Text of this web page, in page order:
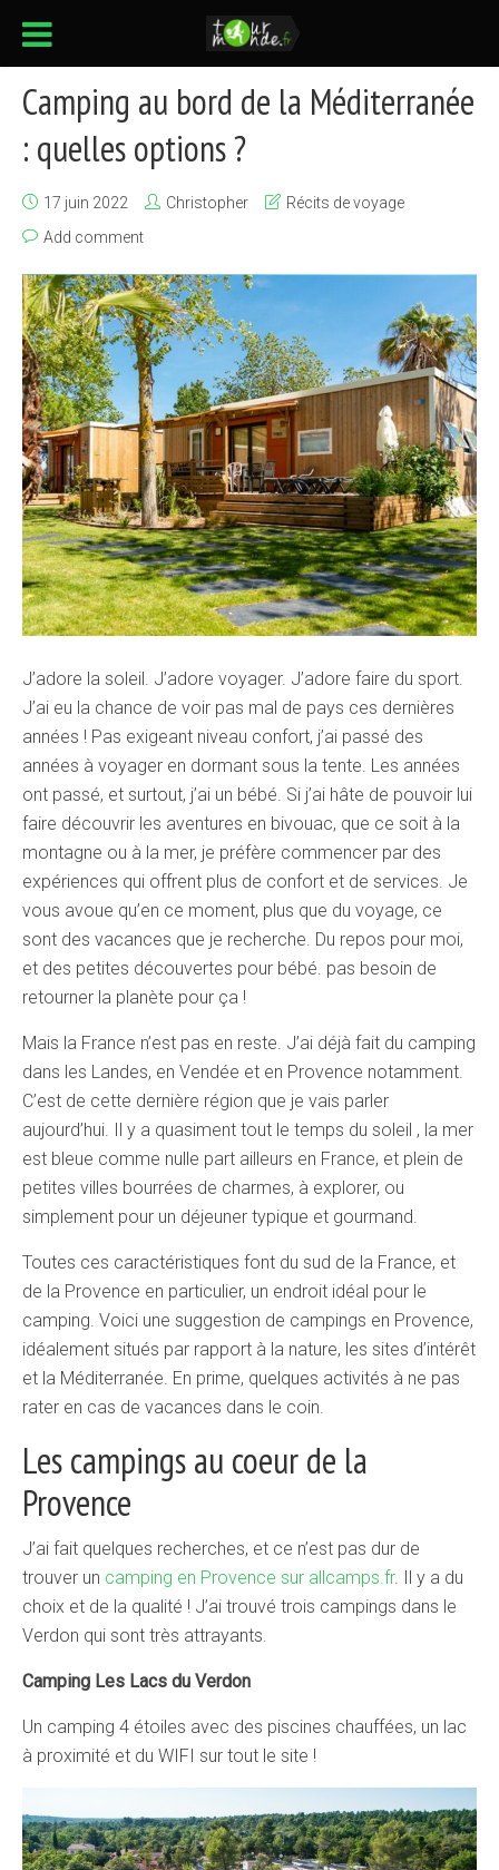
Camping au bord de la Méditerranée
: quelles options ?
17 juin 2022 Christopher
Récits de voyage
Add comment
J’adore la soleil. J’adore voyager. J’adore faire du sport.
J’ai eu la chance de voir pas mal de pays ces dernières
années ! Pas exigeant niveau confort, j’ai passé des
années à voyager en dormant sous la tente. Les années
ont passé, et surtout, j’ai un bébé. Si j’ai hâte de pouvoir lui
faire découvrir les aventures en bivouac, que ce soit à la
montagne ou à la mer, je préfère commencer par des
expériences qui offrent plus de confort et de services. Je
vous avoue qu’en ce moment, plus que du voyage, ce
sont des vacances que je recherche. Du repos pour moi,
et des petites découvertes pour bébé. pas besoin de
retourner la planète pour ça !
Mais la France n’est pas en reste. J’ai déjà fait du camping
dans les Landes, en Vendée et en Provence notamment.
C’est de cette dernière région que je vais parler
aujourd’hui. Il y a quasiment tout le temps du soleil , la mer
est bleue comme nulle part ailleurs en France, et plein de
petites villes bourrées de charmes, à explorer, ou
simplement pour un déjeuner typique et gourmand.
Toutes ces caractéristiques font du sud de la France, et
de la Provence en particulier, un endroit idéal pour le
camping. Voici une suggestion de campings en Provence,
idéalement situés par rapport à la nature, les sites d’intérêt
et la Méditerranée. En prime, quelques activités à ne pas
rater en cas de vacances dans le coin.
Les campings au coeur de la
Provence
J’ai fait quelques recherches, et ce n’est pas dur de
trouver un camping en Provence sur allcamps.fr. Il y a du
choix et de la qualité ! J’ai trouvé trois campings dans le
Verdon qui sont très attrayants.
Camping Les Lacs du Verdon
Un camping 4 étoiles avec des piscines chauffées, un lac
à proximité et du WIFI sur tout le site !